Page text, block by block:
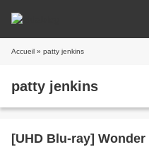
Accueil » patty jenkins
patty jenkins
[UHD Blu-ray] Wonder